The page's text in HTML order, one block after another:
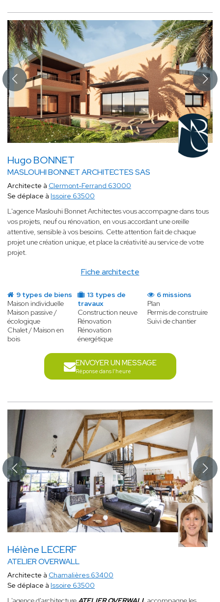
Hugo BONNET
MASLOUHI BONNET ARCHITECTES SAS
Fiche architecte
Architecte à Clermont-Ferrand 63000
Se déplace à Issoire 63500
L'agence Maslouhi Bonnet Architectes vous accompagne dans tous
vos projets, neuf ou rénovation, en vous accordant une oreille
attentive, sensible à vos besoins. Cette attention fait de chaque
projet une création unique, et place la créativité au service de votre
projet.
9 types de biens
Maison individuelle
Maison passive /
écologique
Chalet / Maison en
bois
13 types de
travaux
Construction neuve
Rénovation
Rénovation
énergétique
6 missions
Plan
Permis de construire
Suivi de chantier
ENVOYER UN MESSAGE
Réponse dans l'heure
Hélène LECERF
ATELIER OVERWALL
Architecte à Chamalières 63400
Se déplace à Issoire 63500